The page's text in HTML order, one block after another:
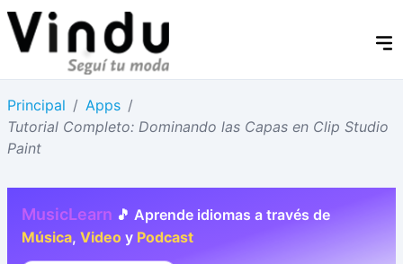
Principal / Apps /
Tutorial Completo: Dominando las Capas en Clip Studio
Paint
MusicLearn 🎵 Aprende idiomas a través de
Música, Video y Podcast